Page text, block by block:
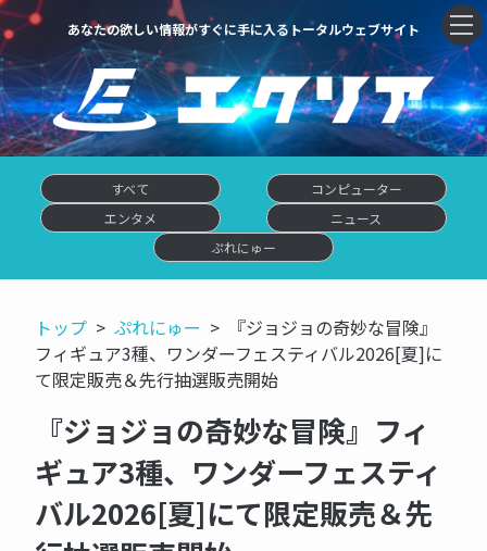
あなたの欲しい情報がすぐに手に入るトータルウェブサイト
すべて
コンピューター
エンタメ
ニュース
ぷれにゅー
トップ ぷれにゅー
『ジョジョの奇妙な冒険』
フィギュア3種、ワンダーフェスティバル2026[夏]に
て限定販売＆先行抽選販売開始
『ジョジョの奇妙な冒険』フィ
ギュア3種、ワンダーフェスティ
バル2026[夏]にて限定販売＆先